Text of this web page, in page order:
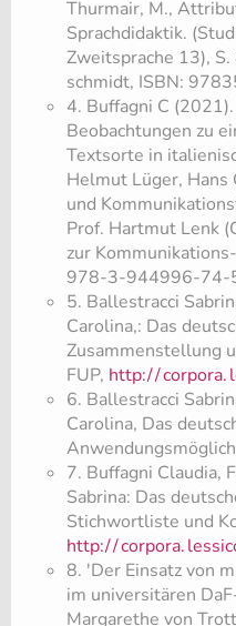
Thurmair, M.,
Sprachdidaktik.
Zweitsprache 13),
schmidt, ISBN:
4. Buffagni C
Beobachtungen zu
Textsorte in
Helmut Lüger, Hans
und
Prof. Hartmut Lenk
zur
978-3-944996-74-
5. Ballestracci
Carolina,: Das
Zusammenstellung
FUP, http://corpora.
6. Ballestracci
Carolina, Das
7. Buffagni Claudia,
Sabrina: Das
Stichwortliste und
http://corpora.
8. 'Der Einsatz von
im universitären
Margarethe von